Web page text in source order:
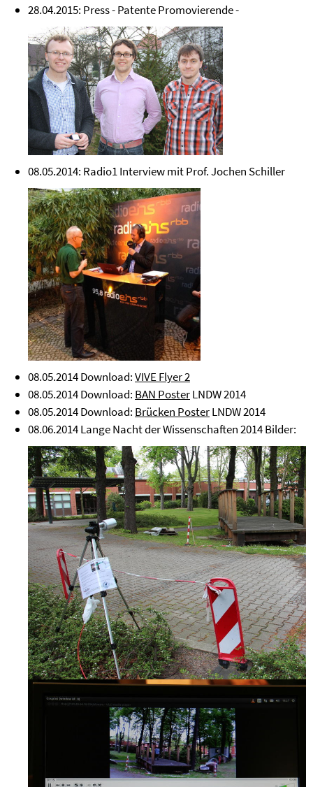
28.04.2015: Press - Patente Promovierende -
08.05.2014: Radio1 Interview mit Prof. Jochen Schiller
08.05.2014 Download:VIVE Flyer 2
08.05.2014 Download: BAN PosterLNDW 2014
08.05.2014 Download: Brücken PosterLNDW 2014
08.06.2014 Lange Nacht der Wissenschaften 2014 Bilder: